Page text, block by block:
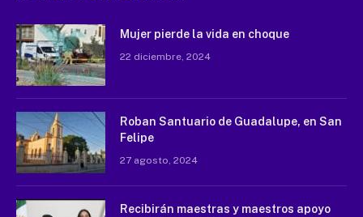
Mujer pierde la vida en choque
22 diciembre, 2024
Roban Santuario de Guadalupe, en San
Felipe
27 agosto, 2024
Recibirán maestras y maestros apoyo